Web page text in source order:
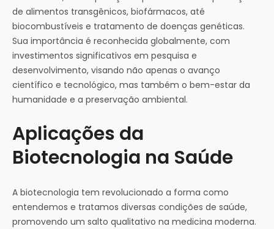
de alimentos transgênicos, biofármacos, até
biocombustíveis e tratamento de doenças genéticas.
Sua importância é reconhecida globalmente, com
investimentos significativos em pesquisa e
desenvolvimento, visando não apenas o avanço
científico e tecnológico, mas também o bem-estar da
humanidade e a preservação ambiental.
Aplicações da
Biotecnologia na Saúde
A biotecnologia tem revolucionado a forma como
entendemos e tratamos diversas condições de saúde,
promovendo um salto qualitativo na medicina moderna.